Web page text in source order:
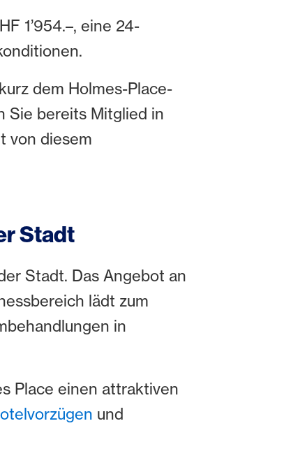
1’954.–, eine 24-
dem Holmes-Place-
Sie bereits Mitglied in
von diesem
Stadt
Stadt. Das Angebot an
lädt zum
in
Place einen attraktiven
und